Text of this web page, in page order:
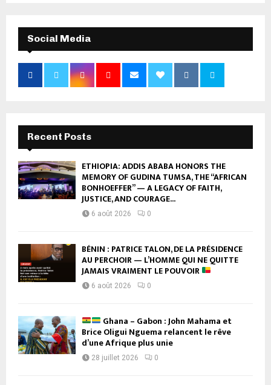
Social Media
Recent Posts
ETHIOPIA: ADDIS ABABA HONORS THE
MEMORY OF GUDINA TUMSA, THE “AFRICAN
BONHOEFFER” — A LEGACY OF FAITH,
JUSTICE, AND COURAGE...
6 août 2026 0
BÉNIN : PATRICE TALON, DE LA PRÉSIDENCE
AU PERCHOIR — L’HOMME QUI NE QUITTE
JAMAIS VRAIMENT LE POUVOIR
6 août 2026 0
Ghana – Gabon : John Mahama et
Brice Oligui Nguema relancent le rêve
d’une Afrique plus unie
28 juillet 2026 0